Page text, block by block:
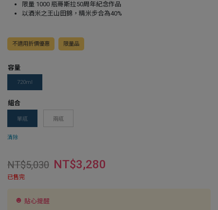
限量 1000 瓶哥斯拉50周年紀念作品
以酒米之王山田錦，精米步合為40%
不適用折價優惠 限量品
容量
720ml
組合
單瓶 兩瓶
清除
NT$5,030 NT$3,280
已售完
貼心提醒